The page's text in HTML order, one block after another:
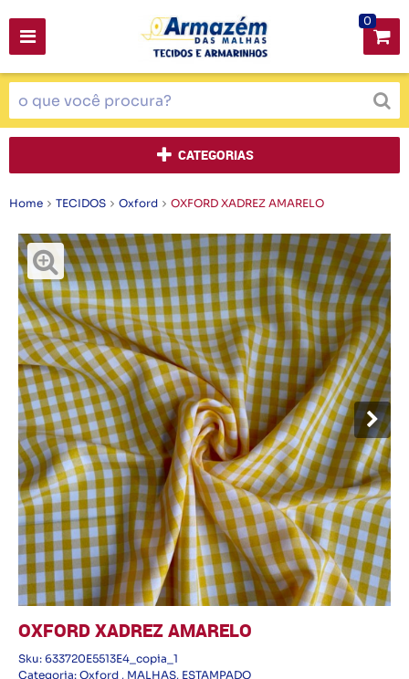
0
CATEGORIAS
Home TECIDOS Oxford OXFORD XADREZ AMARELO
OXFORD XADREZ AMARELO
Sku: 633720E5513E4_copia_1
Categoria: Oxford , MALHAS, ESTAMPADO